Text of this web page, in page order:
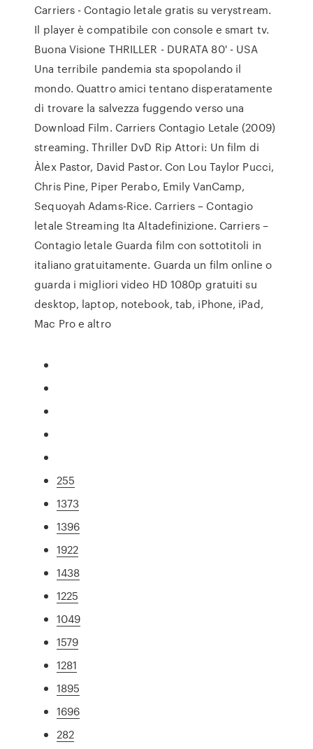
Carriers - Contagio letale gratis su verystream.
Il player è compatibile con console e smart tv.
Buona Visione THRILLER - DURATA 80' - USA
Una terribile pandemia sta spopolando il
mondo. Quattro amici tentano disperatamente
di trovare la salvezza fuggendo verso una
Download Film. Carriers Contagio Letale (2009)
streaming. Thriller DvD Rip Attori: Un film di
Àlex Pastor, David Pastor. Con Lou Taylor Pucci,
Chris Pine, Piper Perabo, Emily VanCamp,
Sequoyah Adams-Rice. Carriers – Contagio
letale Streaming Ita Altadefinizione. Carriers –
Contagio letale Guarda film con sottotitoli in
italiano gratuitamente. Guarda un film online o
guarda i migliori video HD 1080p gratuiti su
desktop, laptop, notebook, tab, iPhone, iPad,
Mac Pro e altro
255
1373
1396
1922
1438
1225
1049
1579
1281
1895
1696
282